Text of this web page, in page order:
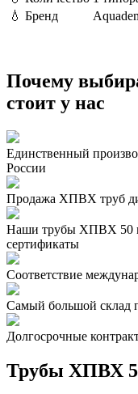
💧 Бренд
Почему
стоит у нас
Единственный
России
Продажа ХПВХ труб
Наши трубы ХПВХ 50
сертификаты
Соответствие
Самый большой склад
Долгосрочные
Трубы ХПВХ